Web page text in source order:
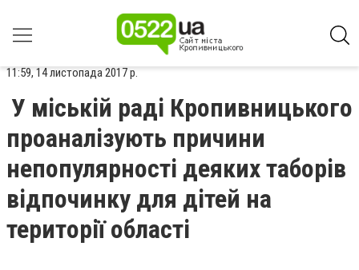
11:59, 14 листопада 2017 р.
У міській раді Кропивницького
проаналізують причини
непопулярності деяких таборів
відпочинку для дітей на
території області